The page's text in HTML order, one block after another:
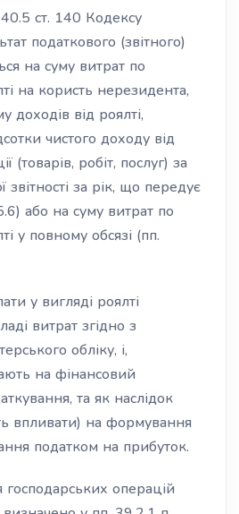
ст. 140 Кодексу
податкового (звітного)
на суму витрат по
на користь нерезидента,
від роялті,
чистого доходу від
(товарів, робіт, послуг) за
за рік, що передує
або на суму витрат по
у повному обсязі (пп.
у вигляді роялті
витрат згідно з
обліку, і,
на фінансовий
та як наслідок
впливати) на формування
податком на прибуток.
господарських операцій